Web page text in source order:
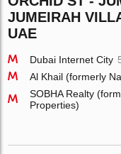
JUMEIRAH
UAE
Dubai Internet City
Al Khail (formerly
SOBHA Realty
Properties)